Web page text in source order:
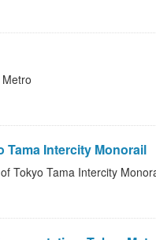
Tama Intercity Monorail
Tokyo Tama Intercity